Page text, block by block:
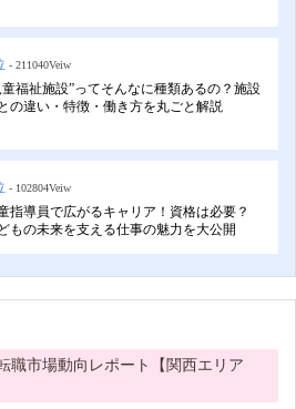
- 211040Veiw
童福祉施設”ってそんなに種類あるの？施設
の違い・特徴・働き方を丸ごと解説
- 102804Veiw
指導員で広がるキャリア！資格は必要？
もの未来を支える仕事の魅力を大公開
職市場動向レポート【関西エリア